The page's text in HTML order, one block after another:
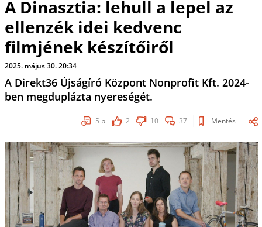
A Dinasztia: lehull a lepel az
ellenzék idei kedvenc
filmjének készítőiről
2025. május 30. 20:34
A Direkt36 Újságíró Központ Nonprofit Kft. 2024-
ben megduplázta nyereségét.
5 p 2 10 37 Mentés